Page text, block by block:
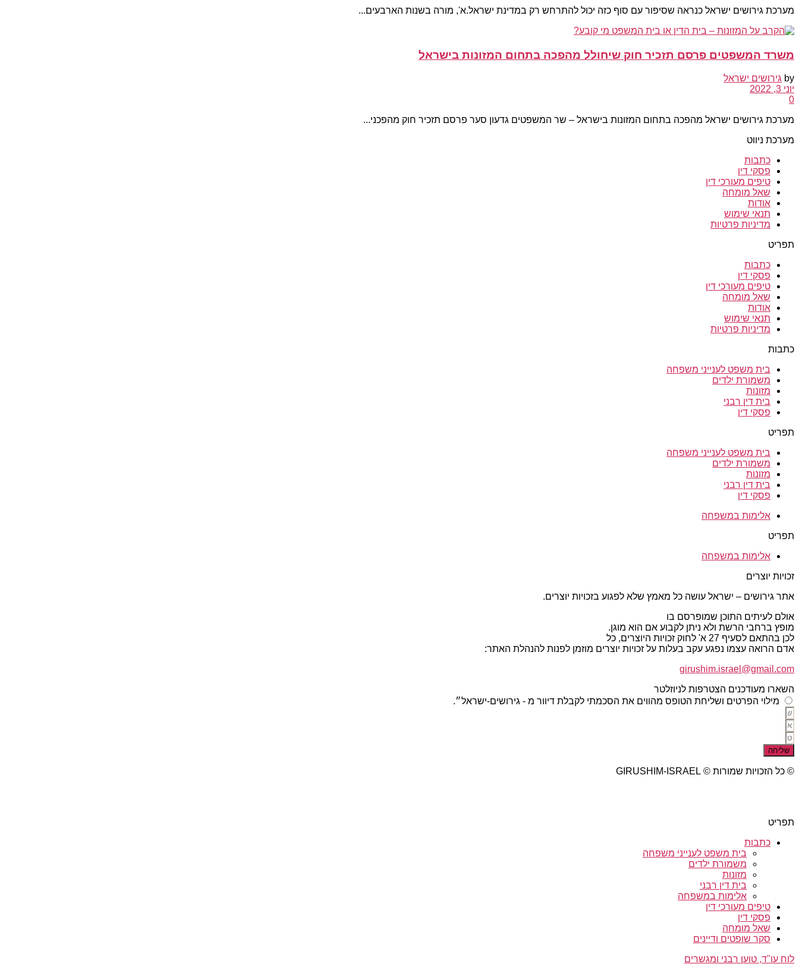
מערכת גירושים ישראל כנראה שסיפור עם סוף כזה יכול להתרחש רק במדינת ישראל.א', מורה בשנות הארבעים...
משרד המשפטים פרסם תזכיר חוק שיחולל מהפכה בתחום המזונות בישראל
by גירושים ישראל
יוני 3, 2022
0
מערכת גירושים ישראל מהפכה בתחום המזונות בישראל – שר המשפטים גדעון סער פרסם תזכיר חוק מהפכני...
מערכת ניווט
כתבות
פסקי דין
טיפים מעורכי דין
שאל מומחה
אודות
תנאי שימוש
מדיניות פרטיות
תפריט
כתבות
פסקי דין
טיפים מעורכי דין
שאל מומחה
אודות
תנאי שימוש
מדיניות פרטיות
כתבות
בית משפט לענייני משפחה
משמורת ילדים
מזונות
בית דין רבני
פסקי דין
תפריט
בית משפט לענייני משפחה
משמורת ילדים
מזונות
בית דין רבני
פסקי דין
אלימות במשפחה
תפריט
אלימות במשפחה
זכויות יוצרים
אתר גירושים – ישראל עושה כל מאמץ שלא לפגוע בזכויות יוצרים.
אולם לעיתים התוכן שמופרסם בו
מופץ ברחבי הרשת ולא ניתן לקבוע אם הוא מוגן.
לכן בהתאם לסעיף 27 א' לחוק זכויות היוצרים, כל
אדם הרואה עצמו נפגע עקב בעלות על זכויות יוצרים מוזמן לפנות להנהלת האתר:
girushim.israel@gmail.com
השארו מעודכנים הצטרפות לניוזלטר
מילוי הפרטים ושליחת הטופס מהווים את הסכמתי לקבלת דיוור מ - גירושים-ישראל״.
שליחה
© כל הזכויות שמורות © GIRUSHIM-ISRAEL
תפריט
כתבות
בית משפט לענייני משפחה
משמורת ילדים
מזונות
בית דין רבני
אלימות במשפחה
טיפים מעורכי דין
פסקי דין
שאל מומחה
סקר שופטים ודיינים
לוח עו"ד, טוען רבני ומגשרים